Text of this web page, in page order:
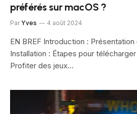
préférés sur macOS ?
Par Yves 4 août 2024
EN BREF Introduction :
Installation : Étapes pour
Profiter des jeux…